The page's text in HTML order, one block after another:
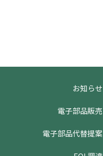
お知らせ
電子部品販売
電子部品代替提案